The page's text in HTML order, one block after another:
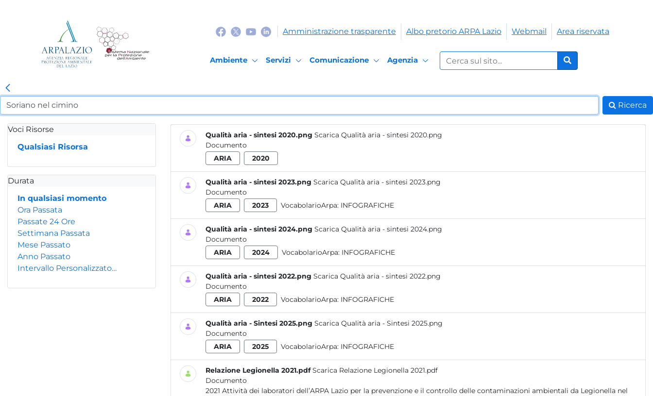
Amministrazione trasparente Albo pretorio ARPA Lazio Webmail Area riservata
Ambiente Servizi Comunicazione Agenzia
Cerca nel sito:
Cerca
Ricerca
Voci Risorse
Qualsiasi Risorsa
Durata
In qualsiasi momento
Ora Passata
Passate 24 Ore
Settimana Passata
Mese Passato
Anno Passato
Intervallo Personalizzato…
Qualità aria - sintesi 2020.png Scarica Qualità aria - sintesi 2020.png
Documento
ARIA
2020
Qualità aria - sintesi 2023.png Scarica Qualità aria - sintesi 2023.png
Documento
ARIA
2023 VocabolarioArpa: INFOGRAFICHE
Qualità aria - sintesi 2024.png Scarica Qualità aria - sintesi 2024.png
Documento
ARIA
2024 VocabolarioArpa: INFOGRAFICHE
Qualità aria - sintesi 2022.png Scarica Qualità aria - sintesi 2022.png
Documento
ARIA
2022 VocabolarioArpa: INFOGRAFICHE
Qualità aria - Sintesi 2025.png Scarica Qualità aria - Sintesi 2025.png
Documento
ARIA
2025 VocabolarioArpa: INFOGRAFICHE
Relazione Legionella 2021.pdf Scarica Relazione Legionella 2021.pdf
Documento
2021 Attività dei laboratori dell’ARPA Lazio per la prevenzione e il controllo delle contaminazioni ambientali da Legionella nel